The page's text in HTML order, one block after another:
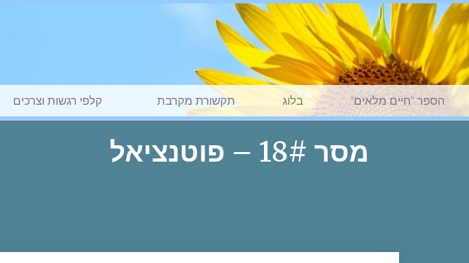
הספר "חיים מלאים" בלוג תקשורת מקרבת קלפי רגשות וצרכים
מסר 18# – פוטנציאל